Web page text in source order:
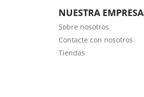
NUESTRA EMPRESA
Sobre nosotros
Contacte con nosotros
Tiendas